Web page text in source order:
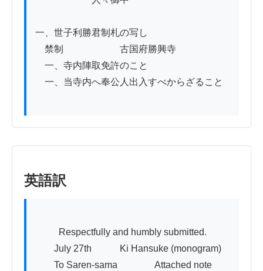
一、世子利勝君制札の写し
禁制　　　　　　古国府勝興寺
一、寺内陣取免許のこと
一、当寺内へ奉公人出入すべからざること
英語訳
July 27th　　　Ki Hansuke (monogram)
To Saren-sama　　　　Attached note